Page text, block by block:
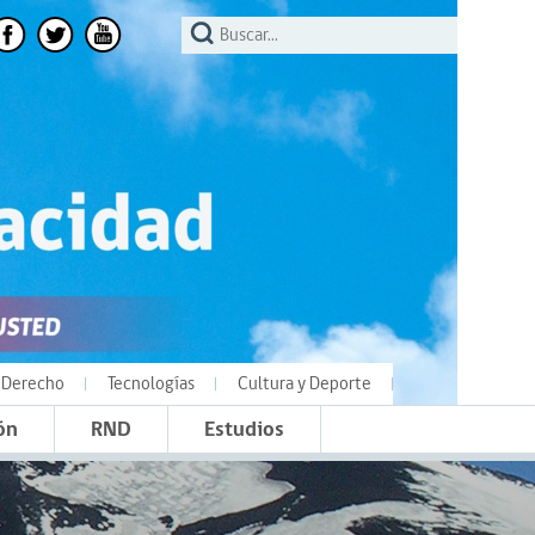
Derecho Tecnologías Cultura y Deporte
RND Estudios